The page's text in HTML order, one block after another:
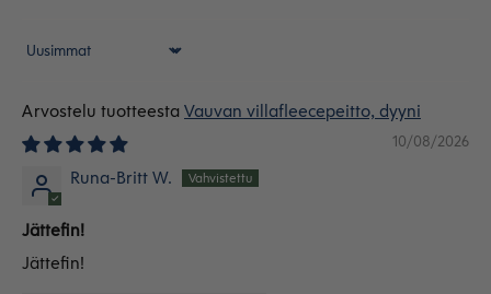
Sort by
Vauvan villafleecepeitto, dyyni
10/08/2026
Runa-Britt W.
Jättefin!
Jättefin!